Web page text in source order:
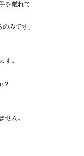
を離れて
みです。
す。
？
せん。